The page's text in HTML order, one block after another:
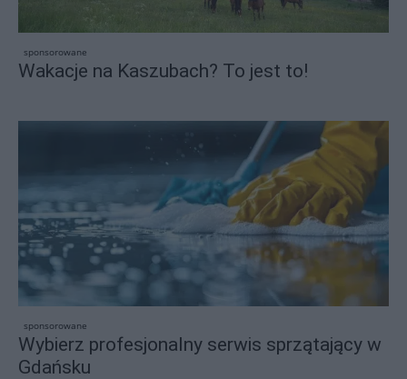
sponsorowane
Wakacje na Kaszubach? To jest to!
sponsorowane
Wybierz profesjonalny serwis sprzątający w
Gdańsku